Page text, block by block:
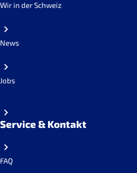
Wir in der Schweiz
News
Jobs
Service & Kontakt
FAQ